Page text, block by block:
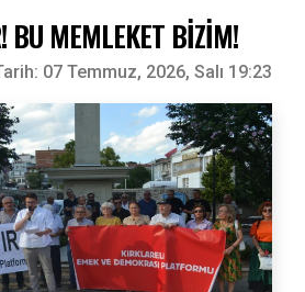
BU MEMLEKET BİZİM!
07 Temmuz, 2026, Salı 19:23